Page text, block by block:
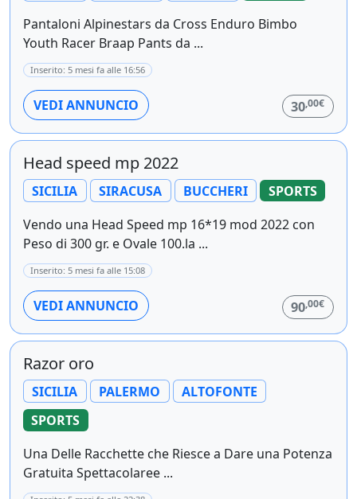
Pantaloni Alpinestars da Cross Enduro Bimbo
Youth Racer Braap Pants da ...
Inserito: 5 mesi fa alle 16:56
VEDI ANNUNCIO 30,00€
Head speed mp 2022
SICILIA SIRACUSA BUCCHERI
SPORTS
Vendo una Head Speed mp 16*19 mod 2022 con
Peso di 300 gr. e Ovale 100.la ...
Inserito: 5 mesi fa alle 15:08
VEDI ANNUNCIO 90,00€
Razor oro
SICILIA PALERMO
ALTOFONTE
SPORTS
Una Delle Racchette che Riesce a Dare una Potenza
Gratuita Spettacolaree ...